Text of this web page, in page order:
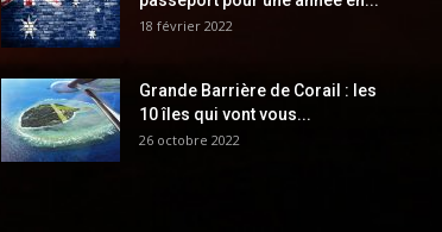
18 février 2022
Grande Barrière de Corail : les
10 îles qui vont vous...
26 octobre 2022